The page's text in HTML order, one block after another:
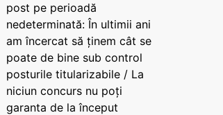
post pe perioadă
nedeterminată: În ultimii ani
am încercat să ținem cât se
poate de bine sub control
posturile titularizabile / La
niciun concurs nu poți
garanta de la început